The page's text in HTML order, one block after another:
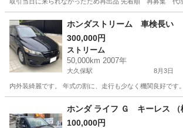
兵庫 淡路市 霞ヶ丘駅 N-BOX NBOX
ホンダストリーム 車検長い
300,000円
ストリーム
50,000km 2007年
大久保駅 8月3日
内外装綺麗です。 年式の割に、走行も少なく機関良好で
大久保駅 ストリーム
ホンダ ライフ Ｇ キーレス （
100,000円